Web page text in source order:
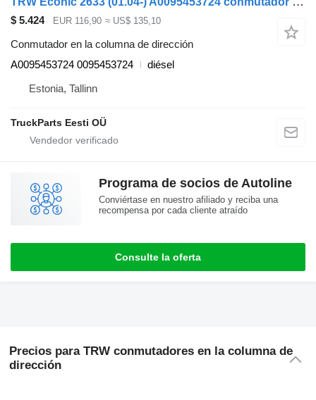
$ 5.424 EUR 116,90 ≈ US$ 135,10
Conmutador en la columna de dirección
A0095453724 0095453724
diésel
Estonia, Tallinn
TruckParts Eesti OÜ
Programa de socios de Autoline
Conviértase en nuestro afiliado y reciba una
recompensa por cada cliente atraído
Consulte la oferta
Precios para TRW conmutadores en la columna de
dirección